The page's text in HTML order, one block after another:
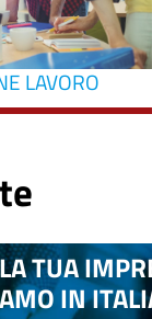
LAVORO
TUA
IN